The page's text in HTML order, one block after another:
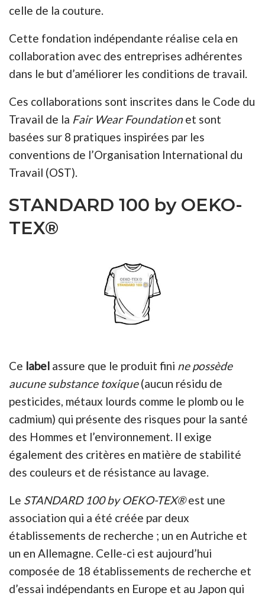
celle de la couture.
Cette fondation indépendante réalise cela en
collaboration avec des entreprises adhérentes
dans le but d’améliorer les conditions de travail.
Ces collaborations sont inscrites dans le Code du
Travail de la Fair Wear Foundation et sont
basées sur 8 pratiques inspirées par les
conventions de l’Organisation International du
Travail (OST).
STANDARD 100 by OEKO-
TEX®
Ce label assure que le produit fini ne possède
aucune substance toxique(aucun résidu de
pesticides, métaux lourds comme le plomb ou le
cadmium) qui présente des risques pour la santé
des Hommes et l’environnement. Il exige
également des critères en matière de stabilité
des couleurs et de résistance au lavage.
Le STANDARD 100 by OEKO-TEX®est une
association qui a été créée par deux
établissements de recherche ; un en Autriche et
un en Allemagne. Celle-ci est aujourd’hui
composée de 18 établissements de recherche et
d’essai indépendants en Europe et au Japon qui